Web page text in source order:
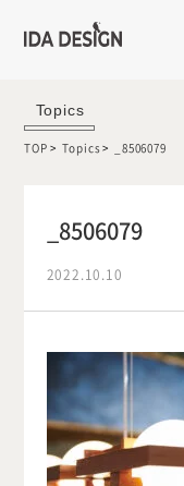
Topics
TOP Topics _8506079
_8506079
2022.10.10